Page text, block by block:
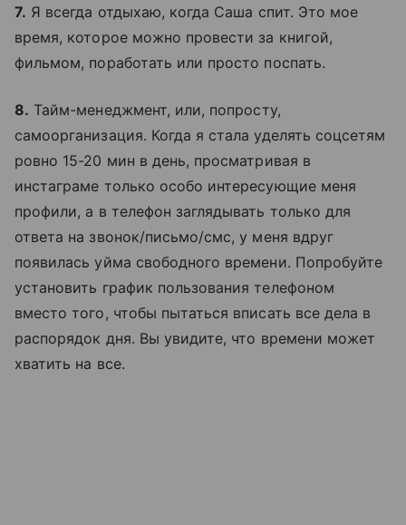
7. Я всегда отдыхаю, когда Саша спит. Это мое
время, которое можно провести за книгой,
фильмом, поработать или просто поспать.
8. Тайм-менеджмент, или, попросту,
самоорганизация. Когда я стала уделять соцсетям
ровно 15-20 мин в день, просматривая в
инстаграме только особо интересующие меня
профили, а в телефон заглядывать только для
ответа на звонок/письмо/смс, у меня вдруг
появилась уйма свободного времени. Попробуйте
установить график пользования телефоном
вместо того, чтобы пытаться вписать все дела в
распорядок дня. Вы увидите, что времени может
хватить на все.